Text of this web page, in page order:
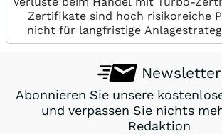
Zertifikate sind hoch risikoreiche
nicht für langfristige
Newsletter
Abonnieren Sie unsere
und verpassen Sie nichts
Redaktion